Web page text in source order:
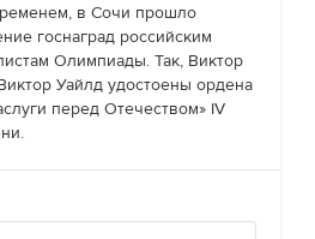
в Сочи прошло
госнаград российским
Олимпиады. Так, Виктор
Уайлд удостоены ордена
перед Отечеством» IV